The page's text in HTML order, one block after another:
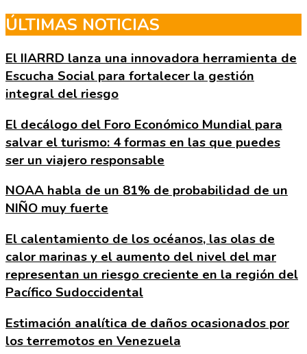
Skip
to
content
ÚLTIMAS NOTICIAS
El IIARRD lanza una innovadora herramienta de
Escucha Social para fortalecer la gestión
integral del riesgo
El decálogo del Foro Económico Mundial para
salvar el turismo: 4 formas en las que puedes
ser un viajero responsable
NOAA habla de un 81% de probabilidad de un
NIÑO muy fuerte
El calentamiento de los océanos, las olas de
calor marinas y el aumento del nivel del mar
representan un riesgo creciente en la región del
Pacífico Sudoccidental
Estimación analítica de daños ocasionados por
los terremotos en Venezuela